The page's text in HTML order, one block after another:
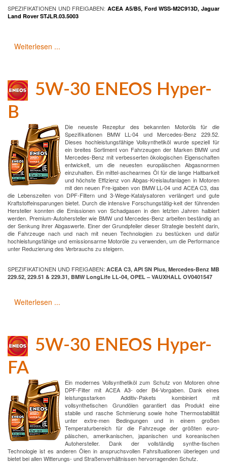
SPEZIFIKATIONEN UND FREIGABEN: ACEA A5/B5, Ford WSS-M2C913D, Jaguar
Land Rover STJLR.03.5003
Weiterlesen ...
5W-30 ENEOS Hyper-
B
Die neueste Rezeptur des bekannten Motoröls für die
Spezifikationen BMW LL-04 und Mercedes-Benz 229.52.
Dieses hochleistungsfähige Vollsynthetiköl wurde speziell für
ein breites Sortiment von Fahrzeugen der Marken BMW und
Mercedes-Benz mit verbesserten ökologischen Eigenschaften
entwickelt, um die neuesten europäischen Abgasnormen
einzuhalten. Ein mittel-aschearmes Öl für die lange Haltbarkeit
und höchste Effizienz von Abgas-Kreislaufanlagen in Motoren
mit den neuen Fre-igaben von BMW LL-04 und ACEA C3, das
die Lebenszeiten von DPF-Filtern und 3-Wege-Katalysatoren verlängert und gute
Kraftstoffeinsparungen bietet. Durch die intensive Forschungstätig-keit der führenden
Hersteller konnten die Emissionen von Schadgasen in den letzten Jahren halbiert
werden. Premium-Autohersteller wie BMW und Mercedes-Benz arbeiten beständig an
der Senkung ihrer Abgaswerte. Einer der Grundpfeiler dieser Strategie besteht darin,
die Fahrzeuge nach und nach mit neuen Technologien zu bestücken und dafür
hochleistungsfähige und emissionsarme Motoröle zu verwenden, um die Performance
unter Reduzierung des Verbrauchs zu steigern.
SPEZIFIKATIONEN UND FREIGABEN: ACEA C3, API SN Plus, Mercedes-Benz MB
229.52, 229.51 & 229.31, BMW LongLife LL-04, OPEL – VAUXHALL OV0401547
Weiterlesen ...
5W-30 ENEOS Hyper-
FA
Ein modernes Vollsynthetiköl zum Schutz von Motoren ohne
DPF-Filter mit ACEA A3- oder B4-Vorgaben. Dank eines
leistungsstarken Additiv-Pakets kombiniert mit
vollsynthetischen Grundölen garantiert das Produkt eine
stabile und rasche Schmierung sowie hohe Thermostabilität
unter extre-men Bedingungen und in einem großen
Temperaturbereich für die Fahrzeuge der größten euro-
päischen, amerikanischen, japanischen und koreanischen
Autohersteller. Dank der vollständig synthe-tischen
Technologie ist es anderen Ölen in anspruchsvollen Fahrsituationen überlegen und
bietet bei allen Witterungs- und Straßenverhältnissen hervorragenden Schutz.